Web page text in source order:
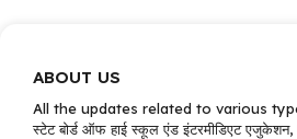
ABOUT US
All the updates related to various
स्टेट बोर्ड ऑफ हाई स्कूल एंड इंटरमीडिएट